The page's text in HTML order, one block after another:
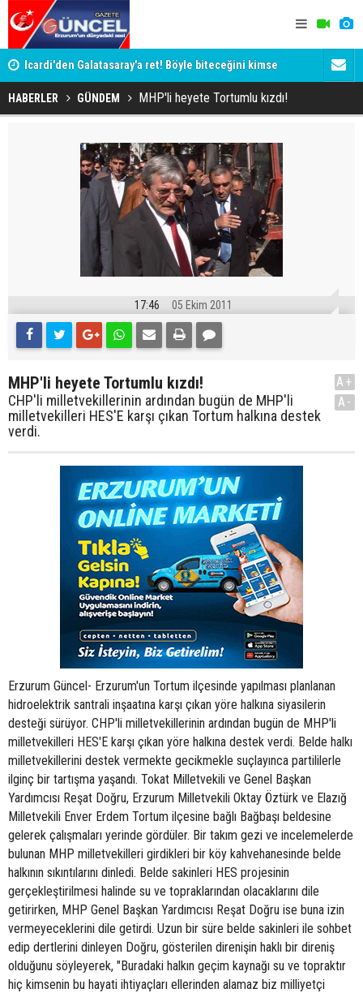
Icardi'den Galatasaray'a ret! Böyle biteceğini kimse
tahmin edemezdi
Siyaset-
HABERLER GÜNDEM MHP'li heyete Tortumlu kızdı!
17:46 05 Ekim 2011
MHP'li heyete Tortumlu kızdı!
CHP'li milletvekillerinin ardından bugün de MHP'li
milletvekilleri HES'E karşı çıkan Tortum halkına destek
verdi.
A+
A-
Erzurum Güncel- Erzurum'un Tortum ilçesinde yapılması planlanan
hidroelektrik santrali inşaatına karşı çıkan yöre halkına siyasilerin
desteği sürüyor. CHP'li milletvekillerinin ardından bugün de MHP'li
milletvekilleri HES'E karşı çıkan yöre halkına destek verdi. Belde halkı
milletvekillerini destek vermekte gecikmekle suçlayınca partililerle
ilginç bir tartışma yaşandı. Tokat Milletvekili ve Genel Başkan
Yardımcısı Reşat Doğru, Erzurum Milletvekili Oktay Öztürk ve Elazığ
Milletvekili Enver Erdem Tortum ilçesine bağlı Bağbaşı beldesine
gelerek çalışmaları yerinde gördüler. Bir takım gezi ve incelemelerde
bulunan MHP milletvekilleri girdikleri bir köy kahvehanesinde belde
halkının sıkıntılarını dinledi. Belde sakinleri HES projesinin
gerçekleştirilmesi halinde su ve topraklarından olacaklarını dile
getirirken, MHP Genel Başkan Yardımcısı Reşat Doğru ise buna izin
vermeyeceklerini dile getirdi. Uzun bir süre belde sakinleri ile sohbet
edip dertlerini dinleyen Doğru, gösterilen direnişin haklı bir direniş
olduğunu söyleyerek, "Buradaki halkın geçim kaynağı su ve topraktır
hiç kimsenin bu hayati ihtiyaçları ellerinden alamaz biz milliyetçi